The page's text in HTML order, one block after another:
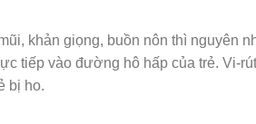
khản giọng, buồn nôn thì nguyên
tiếp vào đường hô hấp của trẻ. Vi-rút
bị ho.